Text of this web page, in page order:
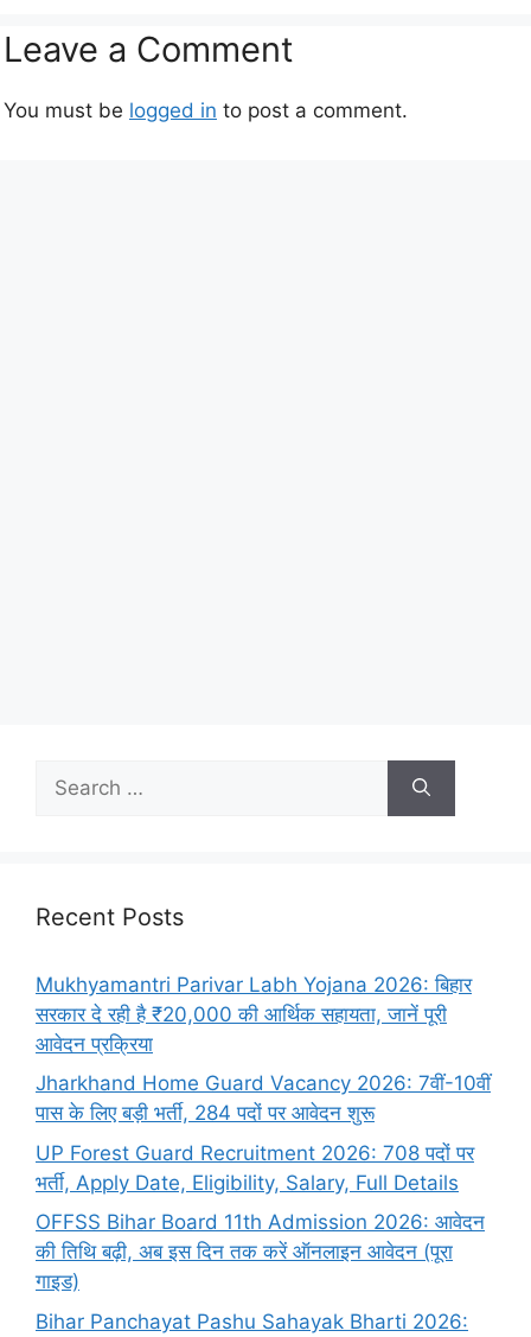
Leave a Comment
You must be logged in to post a comment.
Recent Posts
Mukhyamantri Parivar Labh Yojana 2026: बिहार
सरकार दे रही है ₹20,000 की आर्थिक सहायता, जानें पूरी
आवेदन प्रक्रिया
Jharkhand Home Guard Vacancy 2026: 7वीं-10वीं
पास के लिए बड़ी भर्ती, 284 पदों पर आवेदन शुरू
UP Forest Guard Recruitment 2026: 708 पदों पर
भर्ती, Apply Date, Eligibility, Salary, Full Details
OFFSS Bihar Board 11th Admission 2026: आवेदन
की तिथि बढ़ी, अब इस दिन तक करें ऑनलाइन आवेदन (पूरा
गाइड)
Bihar Panchayat Pashu Sahayak Bharti 2026: